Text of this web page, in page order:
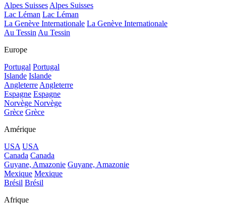
Alpes SuissesAlpes Suisses
Lac Léman Lac Léman
La Genève Internationale La Genève Internationale
Au TessinAu Tessin
Europe
Portugal Portugal
Islande Islande
AngleterreAngleterre
Espagne Espagne
Norvège Norvège
Grèce Grèce
Amérique
USA USA
Canada Canada
Guyane, Amazonie Guyane, Amazonie
Mexique Mexique
Brésil Brésil
Afrique